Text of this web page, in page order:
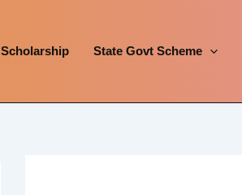
Scholarship State Govt Scheme